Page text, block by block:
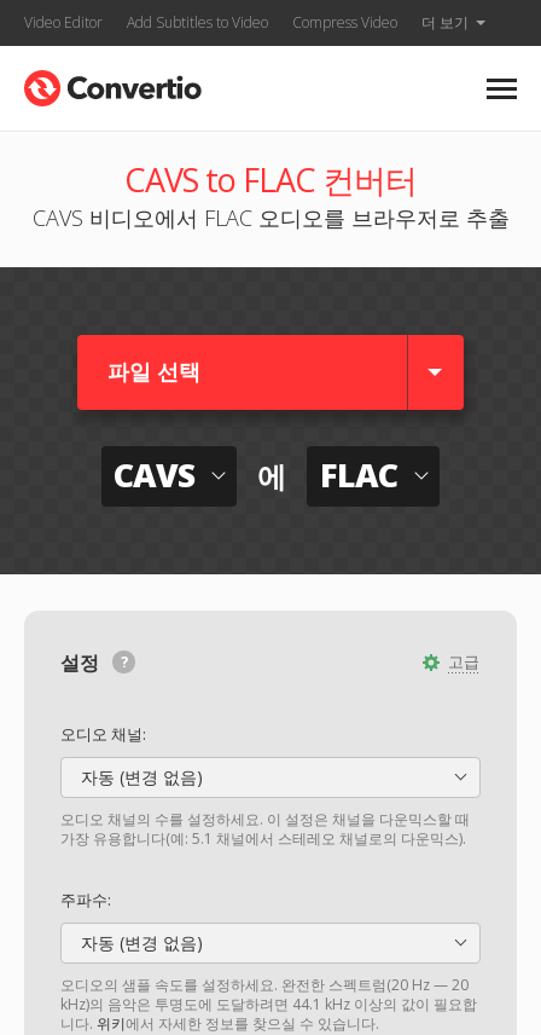
Video Editor Add Subtitles to Video Compress Video 더 보기
CAVS to FLAC 컨버터
CAVS 비디오에서 FLAC 오디오를 브라우저로 추출
파일 선택
CAVS 에 FLAC
고급
설정
오디오 채널:
자동 (변경 없음)
오디오 채널의 수를 설정하세요. 이 설정은 채널을 다운믹스할 때
가장 유용합니다(예: 5.1 채널에서 스테레오 채널로의 다운믹스).
주파수:
자동 (변경 없음)
오디오의 샘플 속도를 설정하세요. 완전한 스펙트럼(20 Hz — 20
kHz)의 음악은 투명도에 도달하려면 44.1 kHz 이상의 값이 필요합
니다. 위키에서 자세한 정보를 찾으실 수 있습니다.